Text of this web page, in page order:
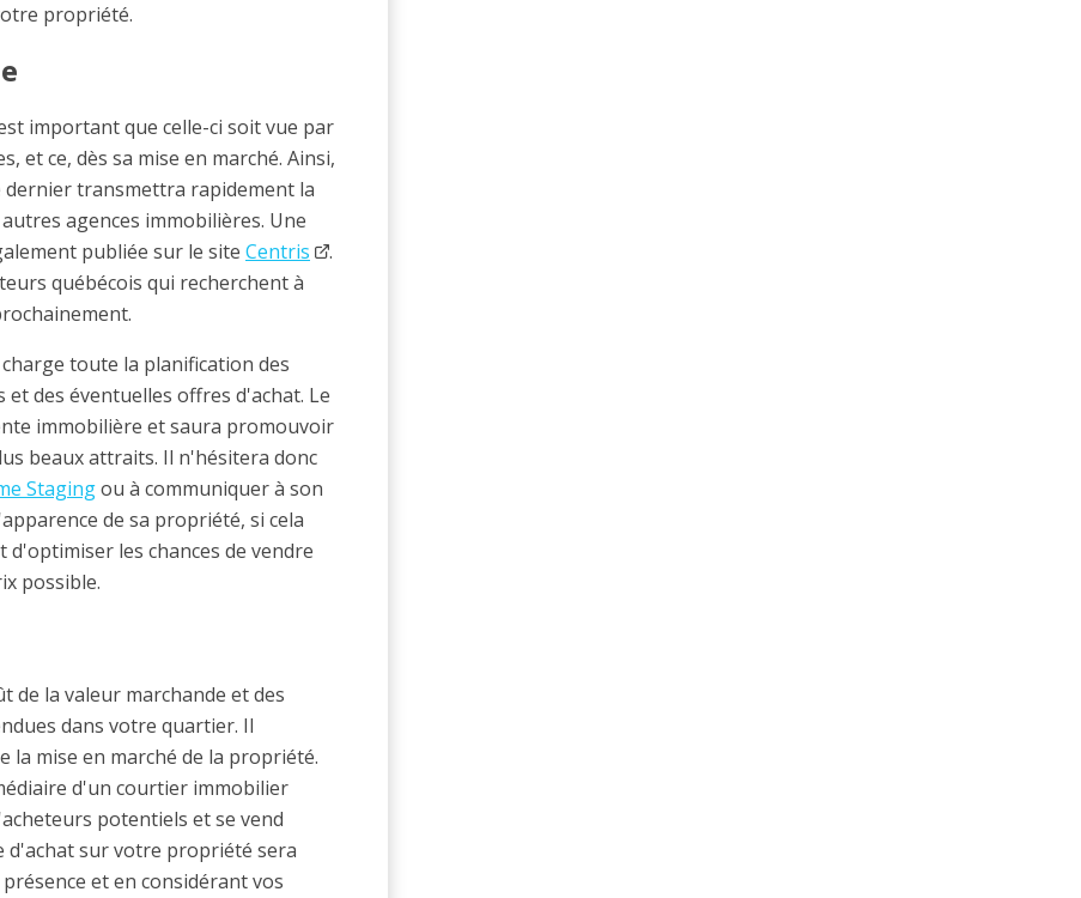
propriété.
important que celle-ci soit vue par
et ce, dès sa mise en marché. Ainsi,
transmettra rapidement la
agences immobilières. Une
publiée sur le site Centris
.
québécois qui recherchent à
toute la planification des
et des éventuelles offres d'achat. Le
immobilière et saura promouvoir
beaux attraits. Il n'hésitera donc
Stagingou à communiquer à son
de sa propriété, si cela
d'optimiser les chances de vendre
possible.
la valeur marchande et des
dans votre quartier. Il
mise en marché de la propriété.
d'un courtier immobilier
potentiels et se vend
sur votre propriété sera
et en considérant vos